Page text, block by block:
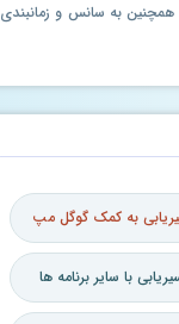
همچنین به سانس و زمانبندی
به کمک گوگل مپ
با سایر برنامه ها